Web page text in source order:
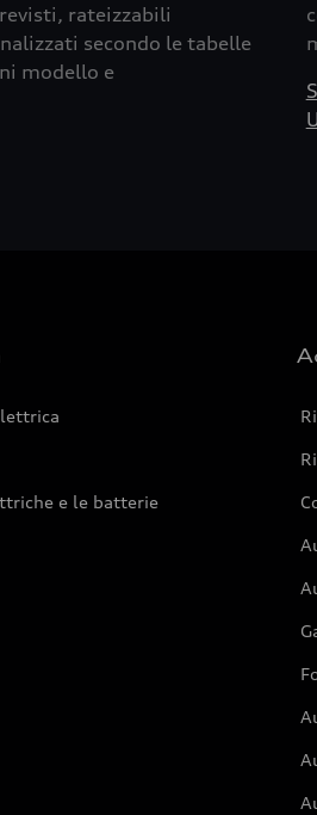
rateizzabili
secondo le tabelle
modello e
e le batterie